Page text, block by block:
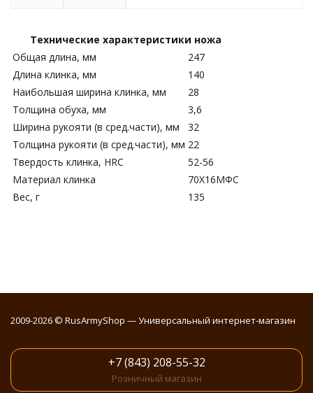
Технические характеристики ножа
Общая длина, мм
247
Длина клинка, мм
140
Наибольшая ширина клинка, мм
28
Толщина обуха, мм
3,6
Ширина рукояти (в сред.части), мм
32
Толщина рукояти (в сред.части), мм 22
Твердость клинка, HRC
52-56
Материал клинка
70Х16МФС
Вес, г
135
2009-2026 © RusArmyShop — Универсальный интернет-магазин
+7 (843) 208-55-32
Розничный магазин